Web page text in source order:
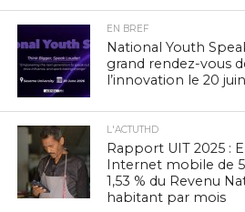
EN BREF
National Youth
grand rendez-vous
l’innovation le 20
L'ACTUTHD
Rapport UIT 2025 :
Internet mobile de
1,53 % du Revenu
habitant par mois